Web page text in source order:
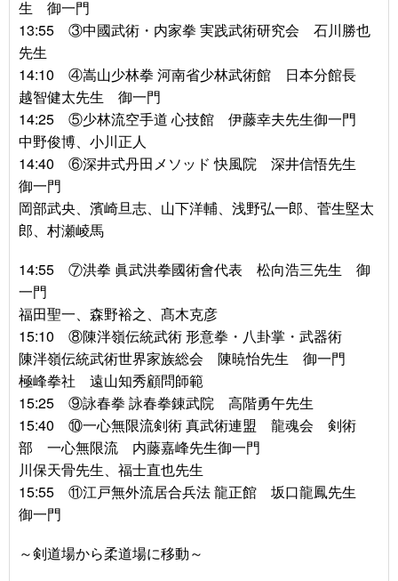
生 御一門
13:55 ③中國武術・内家拳 実践武術研究会 石川勝也
先生
14:10 ④嵩山少林拳 河南省少林武術館 日本分館長
越智健太先生 御一門
14:25 ⑤少林流空手道 心技館 伊藤幸夫先生御一門
中野俊博、小川正人
14:40 ⑥深井式丹田メソッド 快風院 深井信悟先生
御一門
岡部武央、濱崎旦志、山下洋輔、浅野弘一郎、菅生堅太
郎、村瀬崚馬
14:55 ⑦洪拳 眞武洪拳國術會代表 松向浩三先生 御
一門
福田聖一、森野裕之、髙木克彦
15:10 ⑧陳泮嶺伝統武術 形意拳・八卦掌・武器術
陳泮嶺伝統武術世界家族総会 陳暁怡先生 御一門
極峰拳社 遠山知秀顧問師範
15:25 ⑨詠春拳 詠春拳錬武院 高階勇午先生
15:40 ⑩一心無限流剣術 真武術連盟 龍魂会 剣術
部 一心無限流 内藤嘉峰先生御一門
川保天骨先生、福士直也先生
15:55 ⑪江戸無外流居合兵法 龍正館 坂口龍鳳先生
御一門
～剣道場から柔道場に移動～